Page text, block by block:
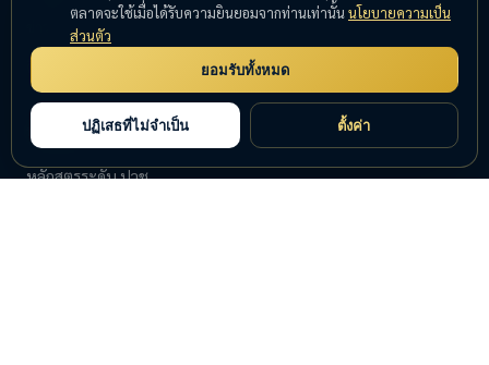
หลักสูตร
หลักสูตรระดับ ปวช.
ตลาดจะใช้เมื่อได้รับความยินยอมจากท่านเท่านั้นนโยบายความเป็น
ส่วนตัว
ปฏิเสธที่ไม่จำเป็น ตั้งค่า
ยอมรับทั้งหมด